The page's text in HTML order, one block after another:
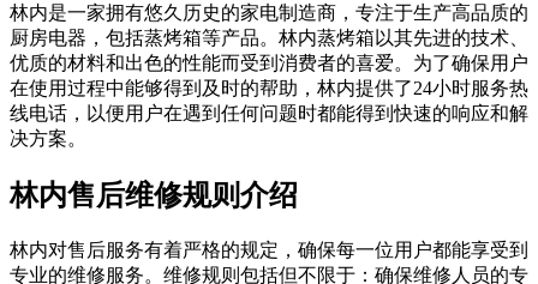
林内是一家拥有悠久历史的家电制造商，专注于生产高品质的
厨房电器，包括蒸烤箱等产品。林内蒸烤箱以其先进的技术、
优质的材料和出色的性能而受到消费者的喜爱。为了确保用户
在使用过程中能够得到及时的帮助，林内提供了24小时服务热
线电话，以便用户在遇到任何问题时都能得到快速的响应和解
决方案。
林内售后维修规则介绍
林内对售后服务有着严格的规定，确保每一位用户都能享受到
专业的维修服务。维修规则包括但不限于：确保维修人员的专